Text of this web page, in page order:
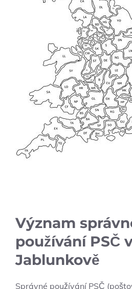
Význam
používání PSČ
Jablunkově
Správné používání PSČ